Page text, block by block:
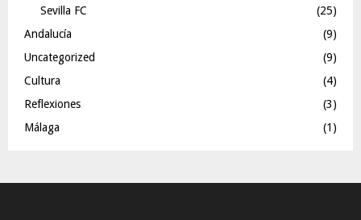
Sevilla FC
(25)
Andalucía
(9)
Uncategorized
(9)
Cultura
(4)
Reflexiones
(3)
Málaga
(1)